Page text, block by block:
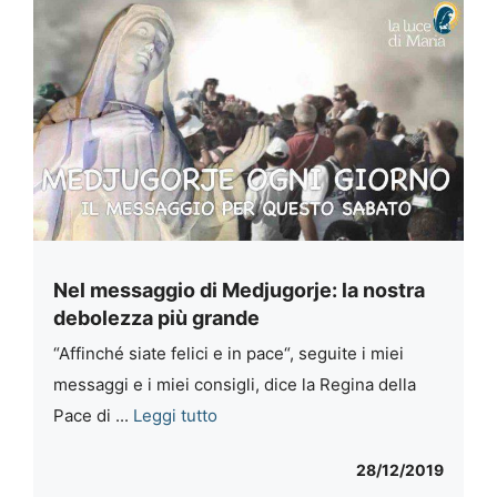
Nel messaggio di Medjugorje: la nostra
debolezza più grande
“Affinché siate felici e in pace“, seguite i miei
messaggi e i miei consigli, dice la Regina della
Pace di ... Leggi tutto
28/12/2019